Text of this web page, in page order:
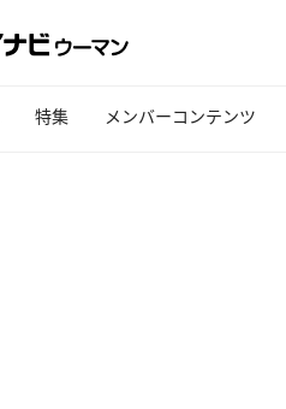
特集 メンバーコンテンツ